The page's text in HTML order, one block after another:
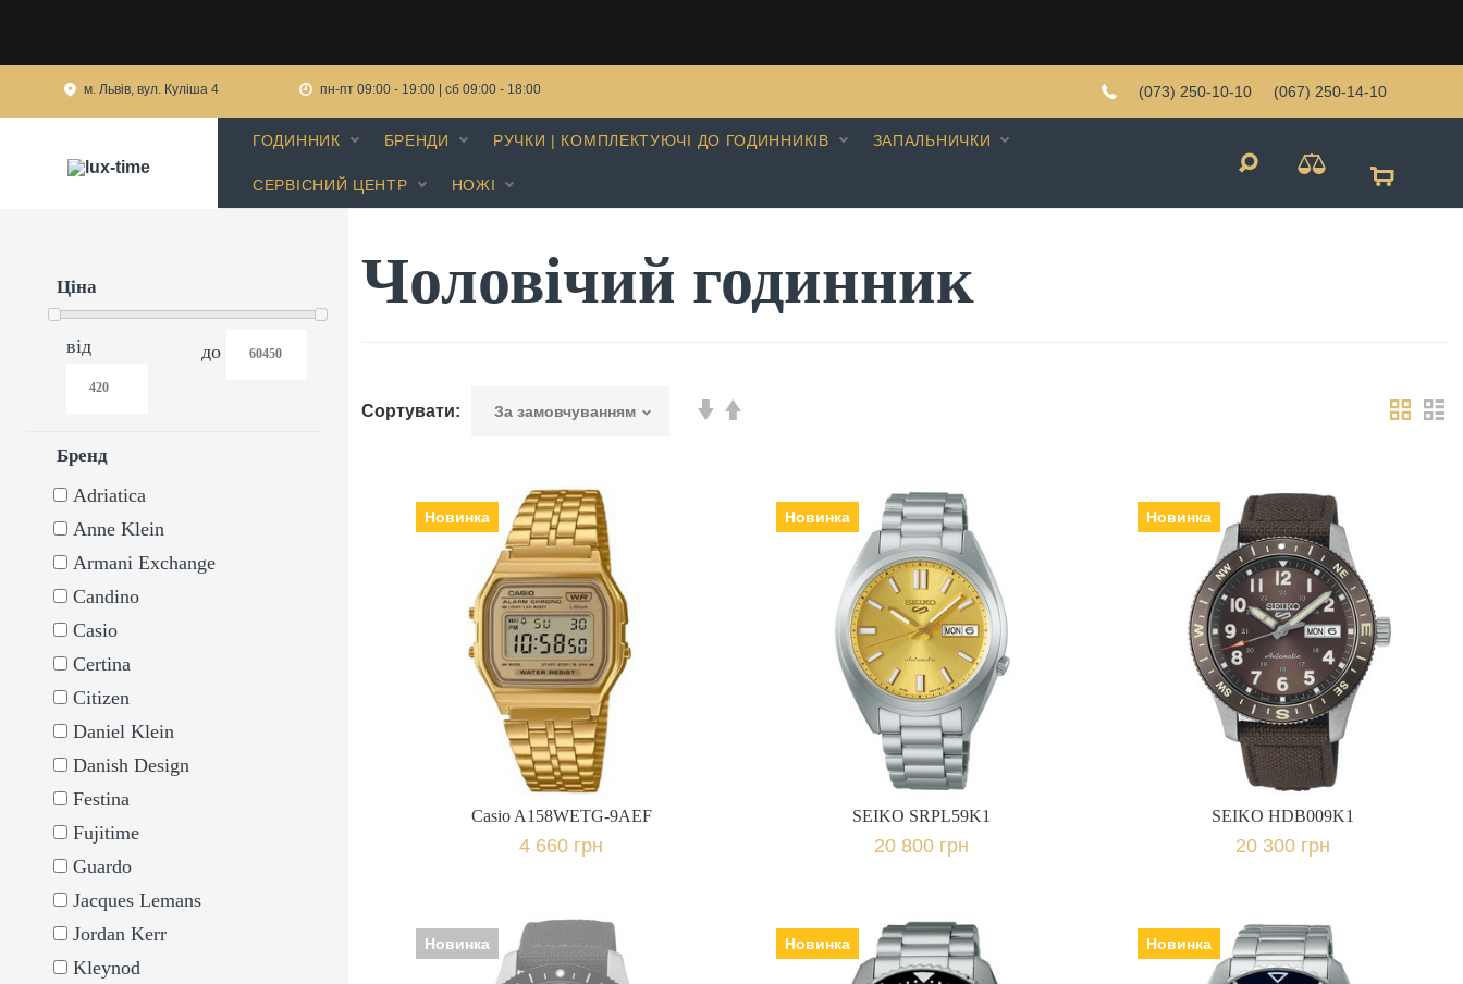
м. Львів, вул. Куліша 4 пн-пт 09:00 - 19:00 | сб 09:00 - 18:00 (073) 250-10-10 (067) 250-14-10
ГОДИННИК БРЕНДИ РУЧКИ | КОМПЛЕКТУЮЧІ ДО ГОДИННИКІВ ЗАПАЛЬНИЧКИ
СЕРВІСНИЙ ЦЕНТР НОЖІ
Ціна
від до
Бренд
Adriatica
Anne Klein
Armani Exchange
Candino
Casio
Certina
Citizen
Daniel Klein
Danish Design
Festina
Fujitime
Guardo
Jacques Lemans
Jordan Kerr
Kleynod
Чоловічий годинник
Сортувати:
Новинка
Casio A158WETG-9AEF
Виробник: Японія, Механізм:
електронні, Скло: пластикове,
Ремінець | браслет: сталь,
Гарантія: 24 міс.,
4 660 грн.
+ порівняти
Casio A158WETG-9AEF
4 660 грн
Новинка
SEIKO SRPL59K1
Виробник: Японія, Механізм: з
автопідзаводом, Скло: скло
Hardlex, Ремінець | браслет:
сталь, Гарантія: 36 міс.,
20 800 грн.
+ порівняти
SEIKO SRPL59K1
20 800 грн
Новинка
SEIKO HDB009K1
Виробник: Японія, Механізм: з
автопідзаводом, Скло: скло
Hardlex, Ремінець | браслет:
нейлон, Гарантія: 36 міс.,
20 300 грн.
+ порівняти
SEIKO HDB009K1
20 300 грн
Новинка Новинка Новинка